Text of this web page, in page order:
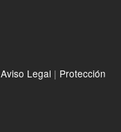
Aviso Legal | Protección